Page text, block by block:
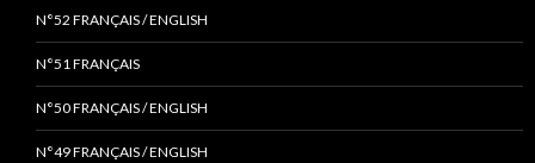
N°52 FRANÇAIS / ENGLISH
N°51 FRANÇAIS
N°50 FRANÇAIS / ENGLISH
N°49 FRANÇAIS / ENGLISH